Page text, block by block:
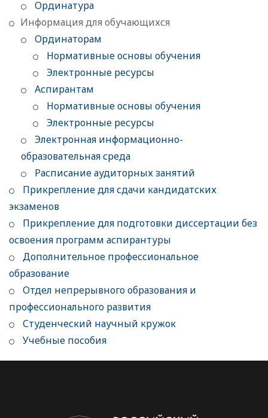
Ординатура
Информация для обучающихся
Ординаторам
Нормативные основы обучения
Электронные ресурсы
Аспирантам
Нормативные основы обучения
Электронные ресурсы
Электронная информационно-
образовательная среда
Расписание аудиторных занятий
Прикрепление для сдачи кандидатских
экзаменов
Прикрепление для подготовки диссертации без
освоения программ аспирантуры
Дополнительное профессиональное
образование
Отдел непрерывного образования и
профессионального развития
Студенческий научный кружок
Учебные пособия